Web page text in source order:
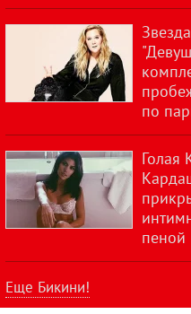
по
Голая
пеной
Еще Бикини!